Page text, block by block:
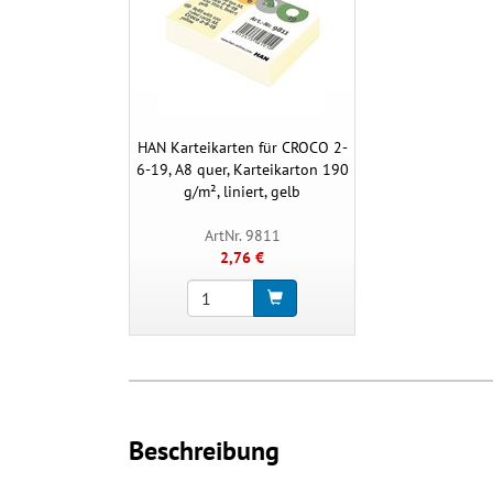
HAN Karteikarten für CROCO 2-
6-19, A8 quer, Karteikarton 190
g/m², liniert, gelb
ArtNr. 9811
2,76 €
Beschreibung